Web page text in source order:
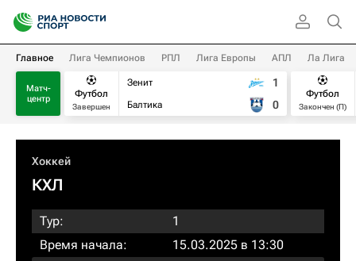
Главное Лига Чемпионов РПЛ Лига Европы АПЛ Ла Лига
Матч-
центр
Футбол
Завершен
Зенит
Балтика
1
0
Футбол
Закончен (П)
Хоккей
КХЛ
Тур:
1
Время начала:
15.03.2025 в 13:30